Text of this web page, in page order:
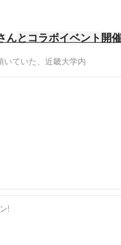
とコラボイベント開
いていた、近畿大学内